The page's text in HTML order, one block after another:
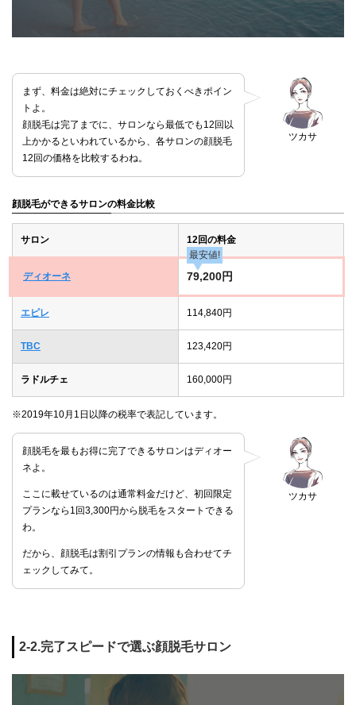
ツカサ
まず、料金は絶対にチェックしておくべきポイン
トよ。
顔脱毛は完了までに、サロンなら最低でも12回以
上かかるといわれているから、各サロンの顔脱毛
12回の価格を比較するわね。
顔脱毛ができるサロンの料金比較
サロン 12回の料金
ディオーネ
最安値!
79,200円
エピレ 114,840円
TBC 123,420円
ラドルチェ 160,000円
※2019年10月1日以降の税率で表記しています。
ツカサ
顔脱毛を最もお得に完了できるサロンはディオー
ネよ。
ここに載せているのは通常料金だけど、初回限定
プランなら1回3,300円から脱毛をスタートできる
わ。
だから、顔脱毛は割引プランの情報も合わせてチ
ェックしてみて。
2-2.完了スピードで選ぶ顔脱毛サロン